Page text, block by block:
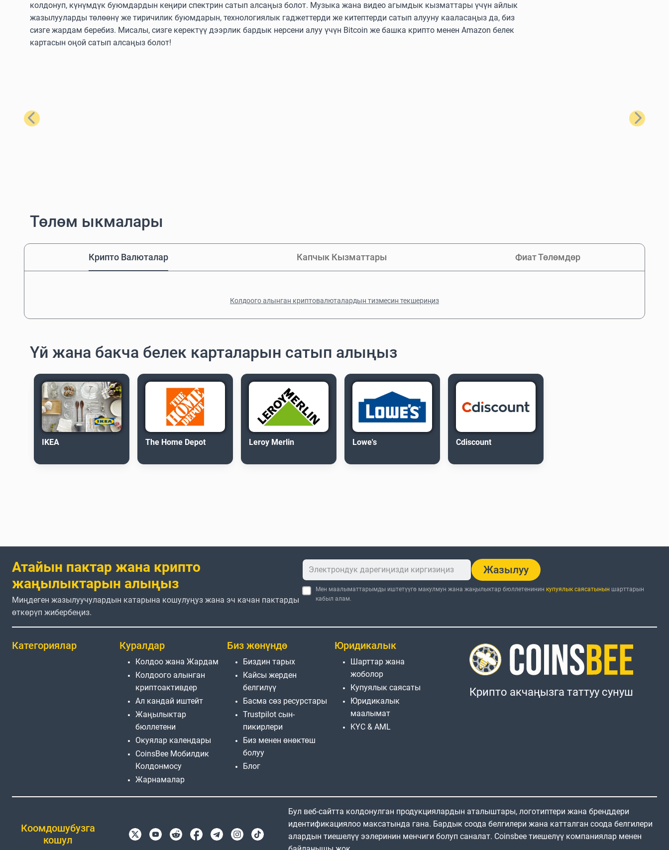
колдонуп, күнүмдүк буюмдардын кеңири спектрин сатып алсаңыз болот. Музыка жана видео агымдык кызматтары үчүн айлык
жазылууларды төлөөнү же тиричилик буюмдарын, технологиялык гаджеттерди же китептерди сатып алууну кааласаңыз да, биз
сизге жардам беребиз. Мисалы, сизге керектүү дээрлик бардык нерсени алуу үчүн Bitcoin же башка крипто менен Amazon белек
картасын оңой сатып алсаңыз болот!
Мурунку Кийинки
Төлөм ыкмалары
Крипто Валюталар Капчык Кызматтары Фиат Төлөмдөр
Колдоого алынган криптовалюталардын тизмесин текшериңиз
Үй жана бакча белек карталарын сатып алыңыз
IKEA The Home Depot Leroy Merlin Lowe's Cdiscount
Атайын пактар жана крипто
жаңылыктарын алыңыз
Миңдеген жазылуучулардын катарына кошулуңуз жана эч качан пактарды
өткөрүп жибербеңиз.
Жазылуу
Мен маалыматтарымды иштетүүгө макулмун жана жаңылыктар бюллетенинин купуялык саясатынын шарттарын
кабыл алам.
Категориялар Куралдар
Колдоо жана Жардам
Колдоого алынган
криптоактивдер
Ал кандай иштейт
Жаңылыктар
бюллетени
Окуялар календары
CoinsBee Мобилдик
Колдонмосу
Жарнамалар
Биз жөнүндө
Биздин тарых
Кайсы жерден
белгилүү
Басма сөз ресурстары
Trustpilot сын-
пикирлери
Биз менен өнөктөш
болуу
Блог
Юридикалык
Шарттар жана
жоболор
Купуялык саясаты
Юридикалык
маалымат
KYC & AML
Крипто акчаңызга таттуу сунуш
Коомдошубузга
кошул
Бул веб-сайтта колдонулган продукциялардын аталыштары, логотиптери жана бренддери
идентификациялоо максатында гана. Бардык соода белгилери жана катталган соода белгилери
алардын тиешелүү ээлеринин менчиги болуп саналат. Coinsbee тиешелүү компаниялар менен